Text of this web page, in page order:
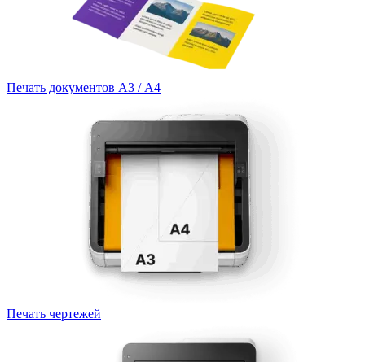
Печать документов А3 / А4
Печать чертежей